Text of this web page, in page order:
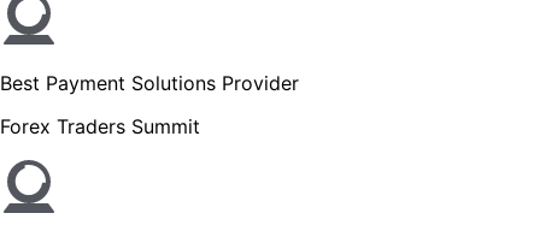
Best Payment Solutions Provider
Forex Traders Summit